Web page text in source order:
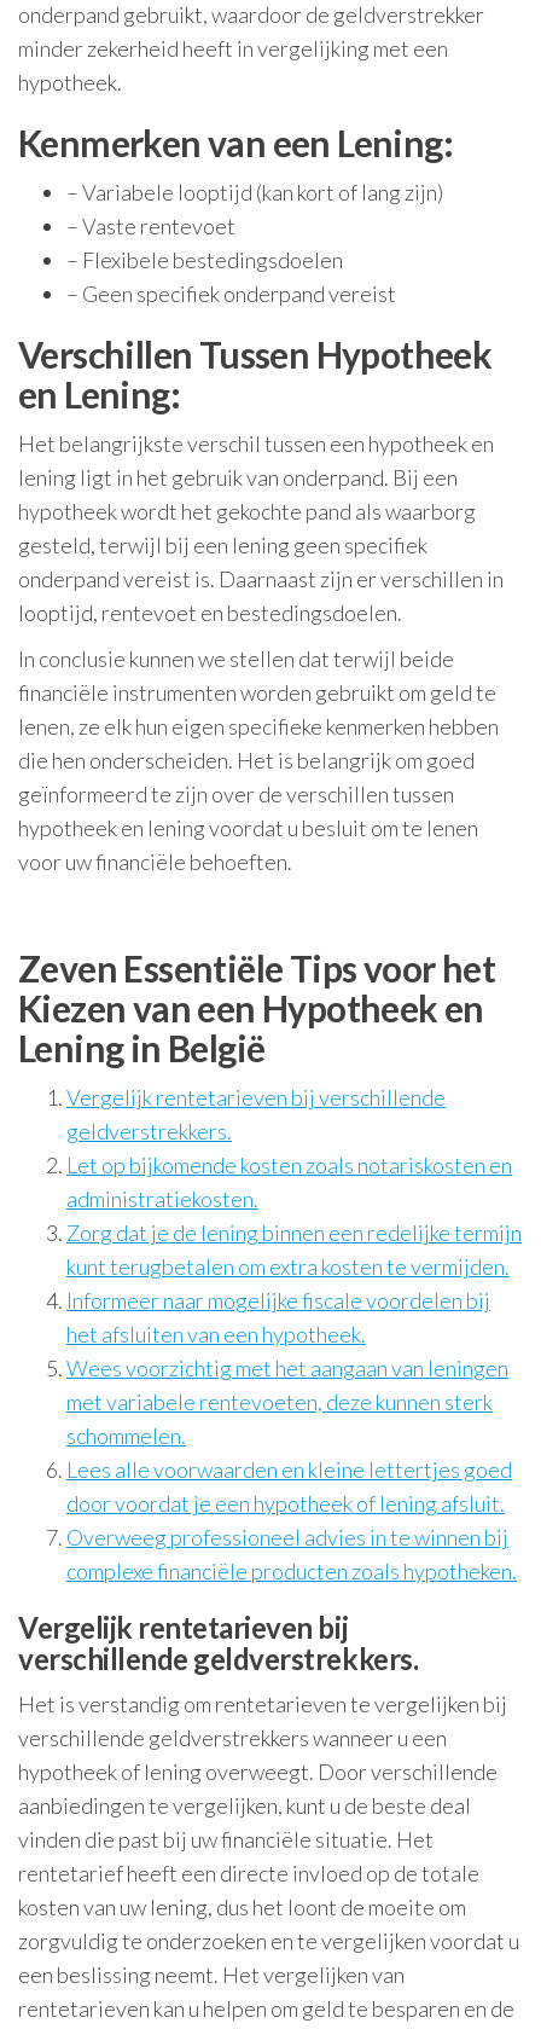
onderpand gebruikt, waardoor de geldverstrekker
minder zekerheid heeft in vergelijking met een
hypotheek.
Kenmerken van een Lening:
– Variabele looptijd (kan kort of lang zijn)
– Vaste rentevoet
– Flexibele bestedingsdoelen
– Geen specifiek onderpand vereist
Verschillen Tussen Hypotheek
en Lening:
Het belangrijkste verschil tussen een hypotheek en
lening ligt in het gebruik van onderpand. Bij een
hypotheek wordt het gekochte pand als waarborg
gesteld, terwijl bij een lening geen specifiek
onderpand vereist is. Daarnaast zijn er verschillen in
looptijd, rentevoet en bestedingsdoelen.
In conclusie kunnen we stellen dat terwijl beide
financiële instrumenten worden gebruikt om geld te
lenen, ze elk hun eigen specifieke kenmerken hebben
die hen onderscheiden. Het is belangrijk om goed
geïnformeerd te zijn over de verschillen tussen
hypotheek en lening voordat u besluit om te lenen
voor uw financiële behoeften.
Zeven Essentiële Tips voor het
Kiezen van een Hypotheek en
Lening in België
Vergelijk rentetarieven bij verschillende
geldverstrekkers.
Let op bijkomende kosten zoals notariskosten en
administratiekosten.
Zorg dat je de lening binnen een redelijke termijn
kunt terugbetalen om extra kosten te vermijden.
Informeer naar mogelijke fiscale voordelen bij
het afsluiten van een hypotheek.
Wees voorzichtig met het aangaan van leningen
met variabele rentevoeten, deze kunnen sterk
schommelen.
Lees alle voorwaarden en kleine lettertjes goed
door voordat je een hypotheek of lening afsluit.
Overweeg professioneel advies in te winnen bij
complexe financiële producten zoals hypotheken.
Vergelijk rentetarieven bij
verschillende geldverstrekkers.
Het is verstandig om rentetarieven te vergelijken bij
verschillende geldverstrekkers wanneer u een
hypotheek of lening overweegt. Door verschillende
aanbiedingen te vergelijken, kunt u de beste deal
vinden die past bij uw financiële situatie. Het
rentetarief heeft een directe invloed op de totale
kosten van uw lening, dus het loont de moeite om
zorgvuldig te onderzoeken en te vergelijken voordat u
een beslissing neemt. Het vergelijken van
rentetarieven kan u helpen om geld te besparen en de